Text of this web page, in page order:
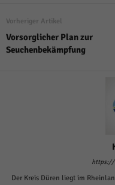
Vorheriger Artikel
Vorsorglicher Plan zur
Seuchenbekämpfung
https://
Der Kreis Düren liegt im